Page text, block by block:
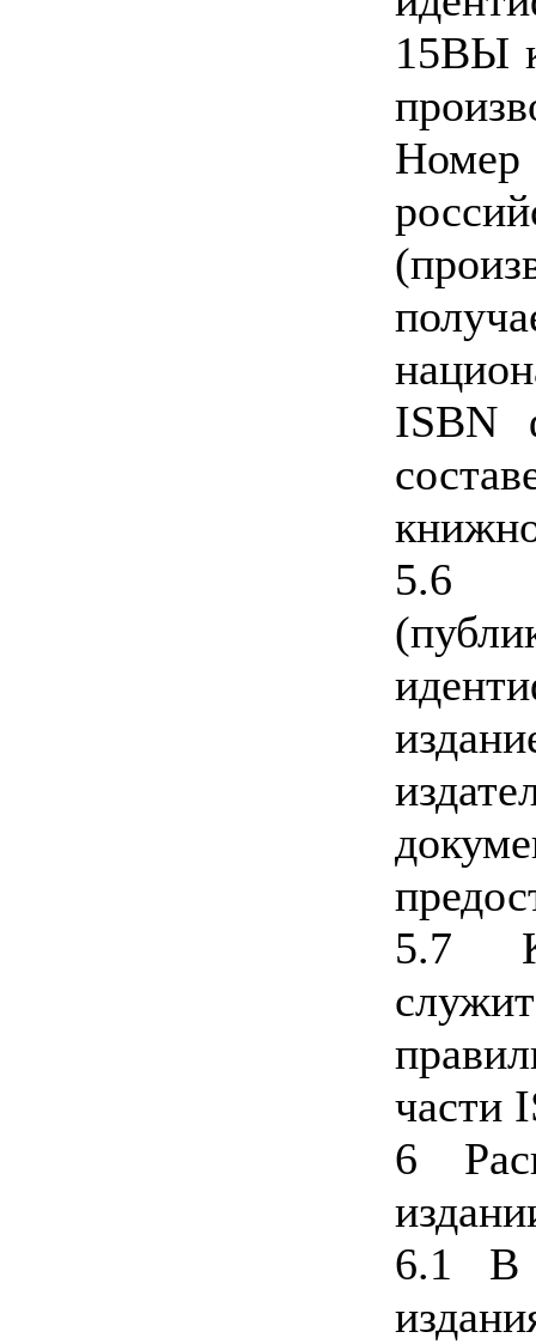
15ВЫ
ISBN
5.6
5.7
части
6
6.1 В